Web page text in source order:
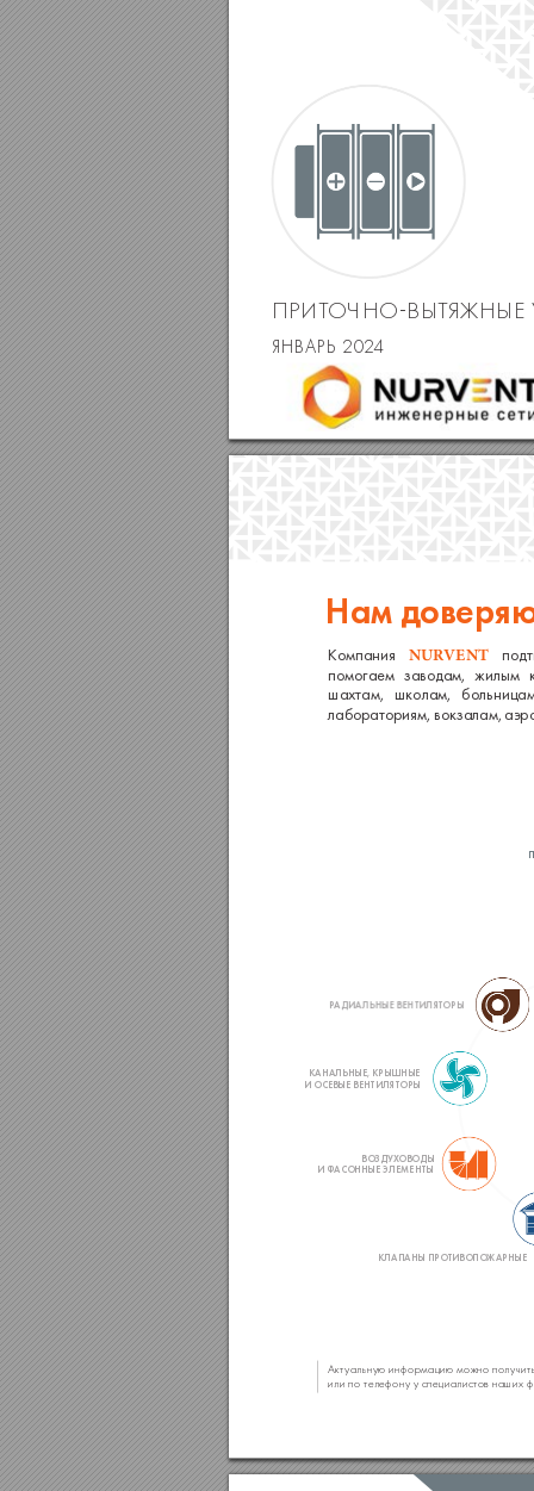
ПРИТ ОЧНОВЫТЯЖНЫЕ
ЯНВАРЬ 2024
КЛАПАНЫ ПРОТИВОПОЖАРНЫЕ
РАДИАЛЬНЫЕ ВЕНТИЛЯТОРЫ
ВОЗДУХОВОДЫ
И ФА СОННЫЕ ЭЛЕМЕНТЫ
Нам
Компания NURVENT
помогаем заводам, жилым
шахтам, школам,
лабораториям, вокзалам,
КАНАЛЬНЫЕ, КРЫШНЫЕ
И ОСЕВЫЕ ВЕНТИЛЯТОРЫ
Актуальную информацию можно
или по телефону у специалистов наших